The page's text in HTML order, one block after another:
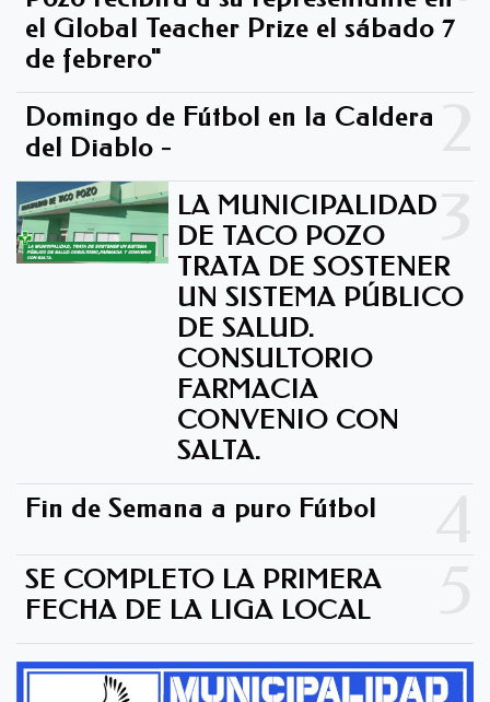
el Global Teacher Prize el sábado 7
de febrero"
Domingo de Fútbol en la Caldera
del Diablo -
LA MUNICIPALIDAD
DE TACO POZO
TRATA DE SOSTENER
UN SISTEMA PÚBLICO
DE SALUD.
CONSULTORIO
FARMACIA
CONVENIO CON
SALTA.
Fin de Semana a puro Fútbol
SE COMPLETO LA PRIMERA
FECHA DE LA LIGA LOCAL